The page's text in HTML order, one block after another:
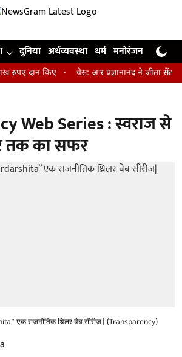
दुनिया अर्थव्यवस्था धर्म मनोरंजन खेल
किए चेस: आर प्रज्ञानानंद ने जीता सेंट लुइस
Web Series : स्वराज से
तक का सफर
एक राजनीतिक थ्रिलर वेब सीरीज| (Transparency)